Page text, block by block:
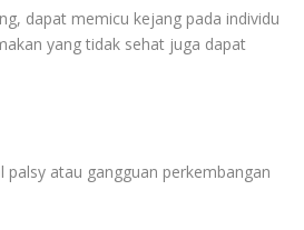
dapat memicu kejang pada individu
yang tidak sehat juga dapat
atau gangguan perkembangan